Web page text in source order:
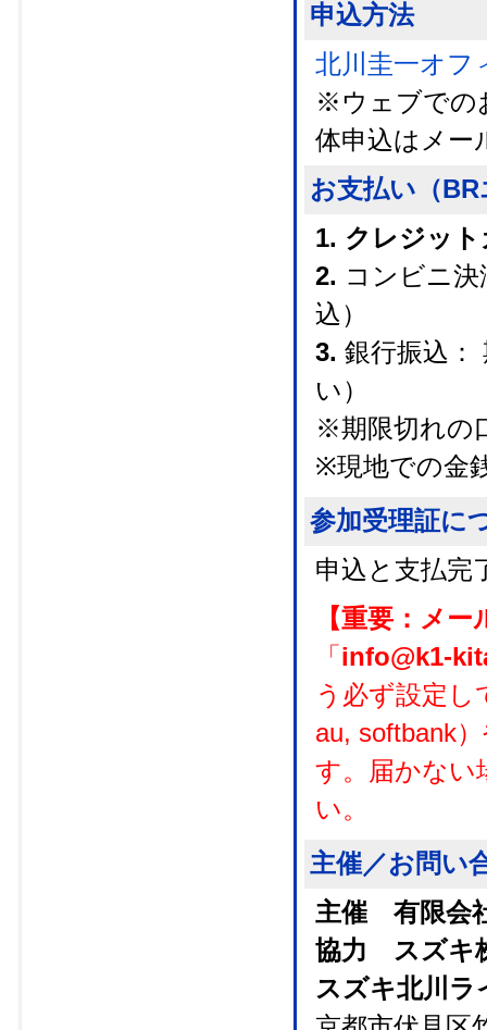
申込方法
北川圭一オフ
※ウェブでの
体申込はメー
お支払い（
1. クレジッ
2. コンビニ
込）
3. 銀行振込：
い）
※期限切れの
※現地での金
参加受理証に
申込と支払完
【重要：メ
「 info@k1-
う必ず設定
au, softbank
す。届かない
い。
主催／お問い
主催 有限会
協力 スズキ
スズキ北川ラ